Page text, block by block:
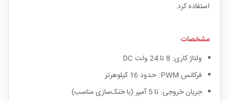
استفاده کرد.
مشخصات
ولتاژ کاری: 8 تا 24 ولت DC
فرکانس PWM: حدود 16 کیلوهرتز
جریان خروجی: تا 5 آمپر (با خنک‌سازی مناسب)